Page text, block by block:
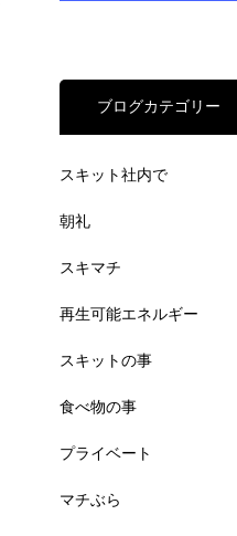
ブログカテゴリー
スキット社内で
朝礼
スキマチ
再生可能エネルギー
スキットの事
食べ物の事
プライベート
マチぶら